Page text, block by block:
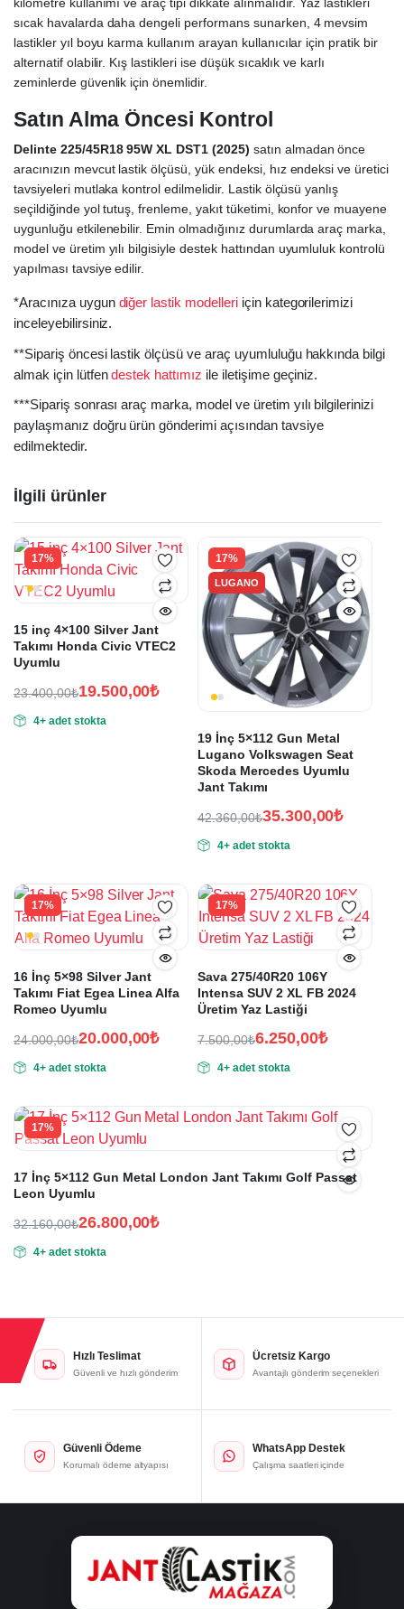
sıcak havalarda daha dengeli performans sunarken, 4 mevsim
lastikler yıl boyu karma kullanım arayan kullanıcılar için pratik bir
alternatif olabilir. Kış lastikleri ise düşük sıcaklık ve karlı
zeminlerde güvenlik için önemlidir.
Satın Alma Öncesi Kontrol
Delinte 225/45R18 95W XL DST1 (2025) satın almadan önce
aracınızın mevcut lastik ölçüsü, yük endeksi, hız endeksi ve üretici
tavsiyeleri mutlaka kontrol edilmelidir. Lastik ölçüsü yanlış
seçildiğinde yol tutuş, frenleme, yakıt tüketimi, konfor ve muayene
uygunluğu etkilenebilir. Emin olmadığınız durumlarda araç marka,
model ve üretim yılı bilgisiyle destek hattından uyumluluk kontrolü
yapılması tavsiye edilir.
*Aracınıza uygun diğer lastik modelleriiçin kategorilerimizi
inceleyebilirsiniz.
**Sipariş öncesi lastik ölçüsü ve araç uyumluluğu hakkında bilgi
almak için lütfendestek hattımız ile iletişime geçiniz.
***Sipariş sonrası araç marka, model ve üretim yılı bilgilerinizi
paylaşmanız doğru ürün gönderimi açısından tavsiye
edilmektedir.
İlgili ürünler
17%
15 inç 4×100 Silver Jant
Takımı Honda Civic VTEC2
Uyumlu
23.400,00₺
fiyat:
19.500,00₺
andaki
4+ adet stokta
17%
LUGANO
19 İnç 5×112 Gun Metal
Lugano Volkswagen Seat
Skoda Mercedes Uyumlu
Jant Takımı
42.360,00₺
fiyat:
35.300,00₺
andaki
35.300,00₺.
4+ adet stokta
17%
16 İnç 5×98 Silver Jant
Takımı Fiat Egea Linea Alfa
Romeo Uyumlu
24.000,00₺
fiyat:
20.000,00₺
andaki
20.000,00₺.
4+ adet stokta
17%
Sava 275/40R20 106Y
Intensa SUV 2 XL FB 2024
Üretim Yaz Lastiği
7.500,00₺
fiyat:
6.250,00₺
andaki
6.250,00₺.
4+ adet stokta
17%
17 İnç 5×112 Gun Metal London Jant Takımı Golf Passat
Leon Uyumlu
32.160,00₺
fiyat:
26.800,00₺
andaki
4+ adet stokta
Hızlı Teslimat
Güvenli ve hızlı gönderim
Ücretsiz Kargo
Avantajlı gönderim seçenekleri
Güvenli Ödeme
Korumalı ödeme altyapısı
WhatsApp Destek
Çalışma saatleri içinde